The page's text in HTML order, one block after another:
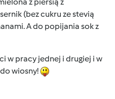
(bez cukru ze stevią
A do popijania sok z
w pracy jednej i drugiej i w
wiosny!